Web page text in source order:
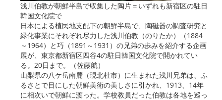
浅川伯教が朝鮮半島で収集した陶片＝いずれも新宿区の駐日
韓国文化院で
日本による植民地支配下の朝鮮半島で、陶磁器の調査研究と
緑化事業にそれぞれ尽力した浅川伯教（のりたか）（1884
～1964）と巧（1891～1931）の兄弟の歩みを紹介する企画
展が、東京都新宿区四谷4の駐日韓国文化院で開かれてい
る。20日まで。（佐藤航）
山梨県の八ケ岳南麓（現北杜市）に生まれた浅川兄弟は、ふ
るさとで目にした朝鮮美術の美しさに引かれ、1913、14年
に相次いで朝鮮に渡った。学校教員だった伯教は各地を巡っ